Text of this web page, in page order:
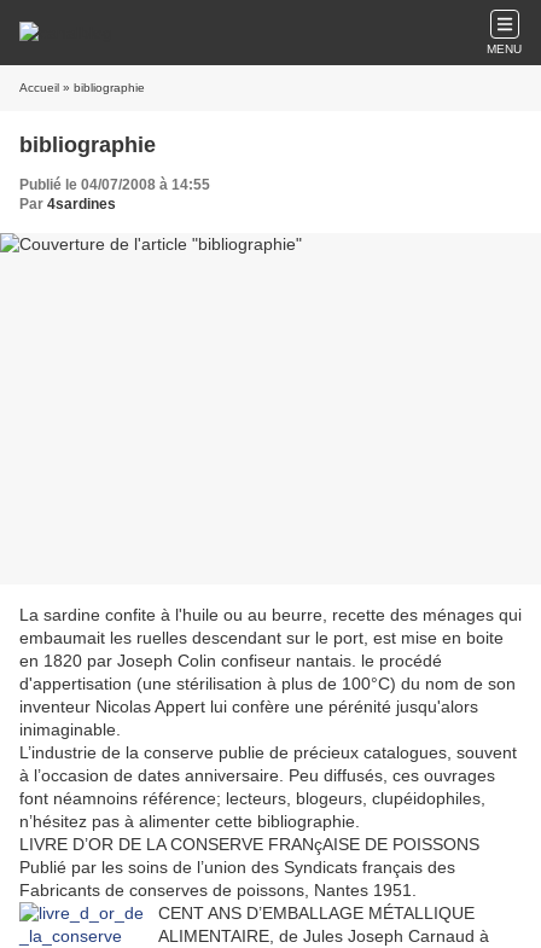
MENU
Accueil » bibliographie
bibliographie
Publié le 04/07/2008 à 14:55
Par 4sardines
La sardine confite à l'huile ou au beurre, recette des ménages qui
embaumait les ruelles descendant sur le port, est mise en boite
en 1820 par Joseph Colin confiseur nantais. le procédé
d'appertisation (une stérilisation à plus de 100°C) du nom de son
inventeur Nicolas Appert lui confère une pérénité jusqu'alors
inimaginable.
L’industrie de la conserve publie de précieux catalogues, souvent
à l’occasion de dates anniversaire. Peu diffusés, ces ouvrages
font néamnoins référence; lecteurs, blogeurs, clupéidophiles,
n’hésitez pas à alimenter cette bibliographie.
LIVRE D’OR DE LA CONSERVE FRANçAISE DE POISSONS
Publié par les soins de l’union des Syndicats français des
Fabricants de conserves de poissons, Nantes 1951.
CENT ANS D’EMBALLAGE MÉTALLIQUE
ALIMENTAIRE, de Jules Joseph Carnaud à